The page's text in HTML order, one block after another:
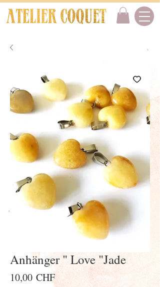
Anhänger " Love "Jade
10,00 CHFPreis